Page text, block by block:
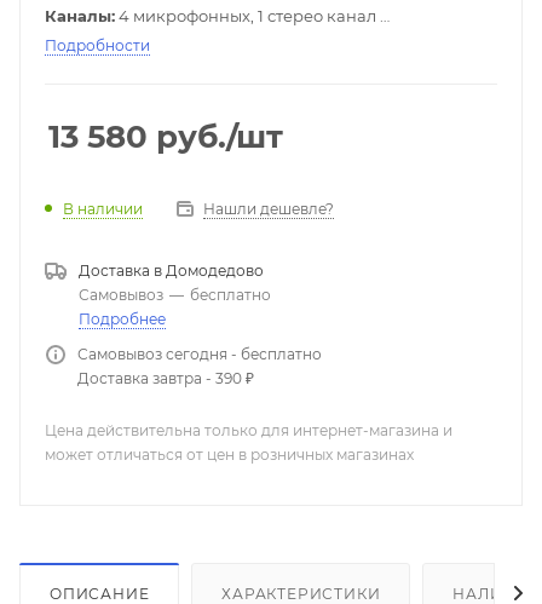
Каналы:4 микрофонных, 1 стерео канал
Особенности:
Подробности
13 580 руб./шт
В наличии Нашли дешевле?
Доставка в Домодедово
Самовывоз — бесплатно
Подробнее
Самовывоз сегодня - бесплатно
Доставка завтра - 390 ₽
Цена действительна только для интернет-магазина и
может отличаться от цен в розничных магазинах
ОПИСАНИЕ ХАРАКТЕРИСТИКИ НАЛИЧИЕ